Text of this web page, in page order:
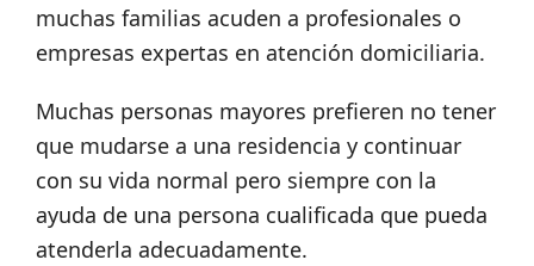
muchas familias acuden a profesionales o
empresas expertas en atención domiciliaria.
Muchas personas mayores prefieren no tener
que mudarse a una residencia y continuar
con su vida normal pero siempre con la
ayuda de una persona cualificada que pueda
atenderla adecuadamente.